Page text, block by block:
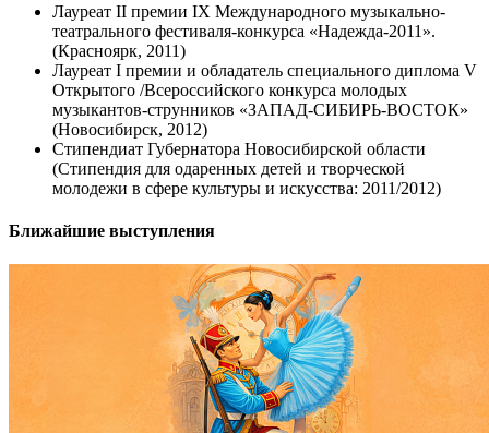
Лауреат II премии IX Международного музыкально-
театрального фестиваля-конкурса «Надежда-2011».
(Красноярк, 2011)
Лауреат I премии и обладатель специального диплома V
Открытого /Всероссийского конкурса молодых
музыкантов-струнников «ЗАПАД-СИБИРЬ-ВОСТОК»
(Новосибирск, 2012)
Стипендиат Губернатора Новосибирской области
(Стипендия для одаренных детей и творческой
молодежи в сфере культуры и искусства: 2011/2012)
Ближайшие выступления